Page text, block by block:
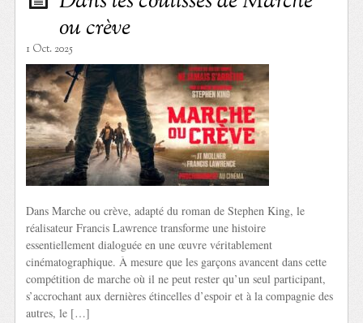
ou crève
1 Oct. 2025
Dans Marche ou crève, adapté du roman de Stephen King, le
réalisateur Francis Lawrence transforme une histoire
essentiellement dialoguée en une œuvre véritablement
cinématographique. À mesure que les garçons avancent dans cette
compétition de marche où il ne peut rester qu’un seul participant,
s’accrochant aux dernières étincelles d’espoir et à la compagnie des
autres, le […]